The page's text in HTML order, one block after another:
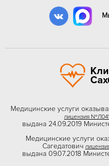
Мы
Медицинские услуги
лицензия
выдана 24.09.2019
Медицинские услуги
Сагедатович
выдана 09.07.2018